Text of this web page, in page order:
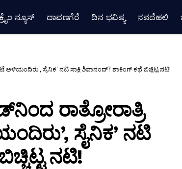
ಕ್ರೈಂ ನ್ಯೂಸ್ ದಾವಣಗೆರೆ ದಿನ ಭವಿಷ್ಯ ನವದೆಹಲಿ
ಸೈನಿಕ’ ನಟಿ ಸಾಕ್ಷಿ ಶಿವಾನಂದ್? ಶಾಕಿಂಗ್ ಕಥೆ ಬಿಚ್ಚಿಟ್ಟ ನಟಿ!
ರಾತ್ರೋರಾತ್ರಿ
ಸೈನಿಕ’ ನಟಿ
ನಟಿ!